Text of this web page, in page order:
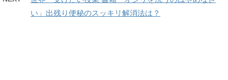
い」出残り便秘のスッキリ解消法は？